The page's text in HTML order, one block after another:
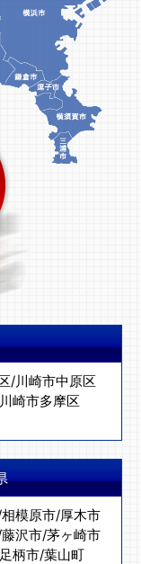
/川崎市中原区
川崎市多摩区
相模原市/厚木市
藤沢市/茅ヶ崎市
柄市/葉山町